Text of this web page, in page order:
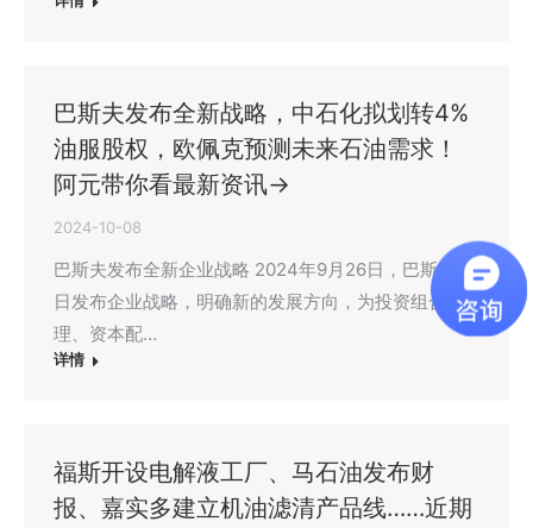
巴斯夫发布全新战略，中石化拟划转4%
油服股权，欧佩克预测未来石油需求！
阿元带你看最新资讯→
2024-10-08
巴斯夫发布全新企业战略 2024年9月26日，巴斯夫今
日发布企业战略，明确新的发展方向，为投资组合管
理、资本配…
详情
福斯开设电解液工厂、马石油发布财
报、嘉实多建立机油滤清产品线……近期